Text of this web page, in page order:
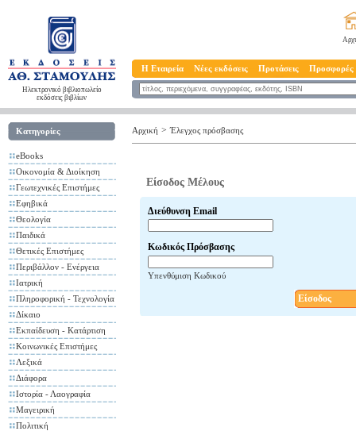
Ηλεκτρονικό βιβλιοπωλείο
εκδόσεις βιβλίων
Η Εταιρεία Νέες εκδόσεις Προτάσεις Προσφορές
Κατηγορίες
eBooks
Οικονομία & Διοίκηση
Γεωτεχνικές Επιστήμες
Εφηβικά
Θεολογία
Παιδικά
Θετικές Επιστήμες
Περιβάλλον - Ενέργεια
Ιατρική
Πληροφορική - Τεχνολογία
Δίκαιο
Εκπαίδευση - Κατάρτιση
Κοινωνικές Επιστήμες
Λεξικά
Διάφορα
Ιστορία - Λαογραφία
Μαγειρική
Πολιτική
Αρχική > Έλεγχος πρόσβασης
Είσοδος Μέλους
Διεύθυνση Email
Κωδικός Πρόσβασης
Υπενθύμιση Κωδικού
Είσοδος